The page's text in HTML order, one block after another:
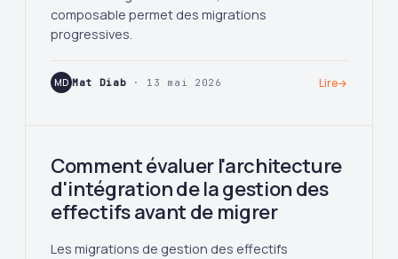
composable permet des migrations
progressives.
MD Mat Diab · 13 mai 2026 Lire→
Comment évaluer l'architecture
d'intégration de la gestion des
effectifs avant de migrer
Les migrations de gestion des effectifs